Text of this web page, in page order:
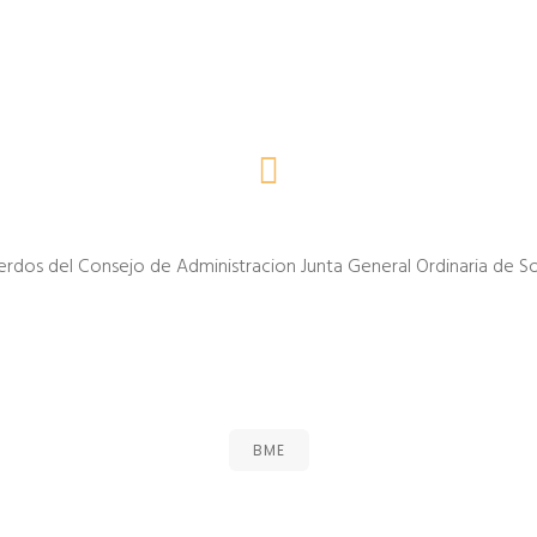
del Consejo de Administracion Junta General Ordinaria de
BME